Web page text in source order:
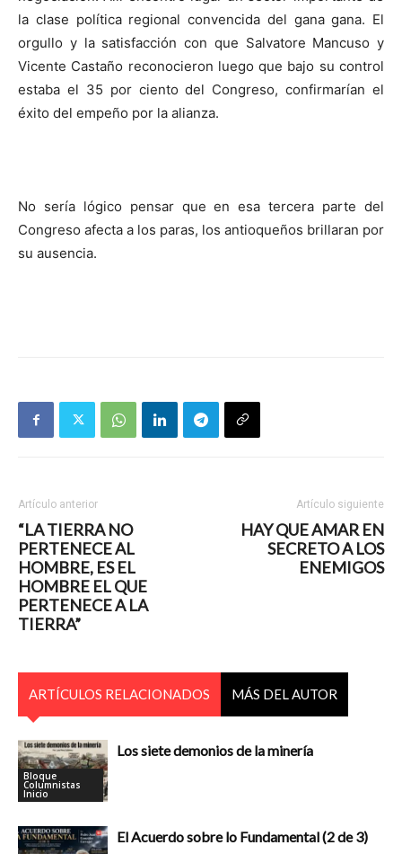
la clase política regional convencida del gana gana. El
orgullo y la satisfacción con que Salvatore Mancuso y
Vicente Castaño reconocieron luego que bajo su control
estaba el 35 por ciento del Congreso, confirmarían el
éxito del empeño por la alianza.
No sería lógico pensar que en esa tercera parte del
Congreso afecta a los paras, los antioqueños brillaran por
su ausencia.
Artículo anterior
“LA TIERRA NO
PERTENECE AL
HOMBRE, ES EL
HOMBRE EL QUE
PERTENECE A LA
TIERRA”
Artículo siguiente
HAY QUE AMAR EN
SECRETO A LOS
ENEMIGOS
ARTÍCULOS RELACIONADOS MÁS DEL AUTOR
Bloque
Columnistas
Inicio
Los siete demonios de la minería
El Acuerdo sobre lo Fundamental (2 de 3)